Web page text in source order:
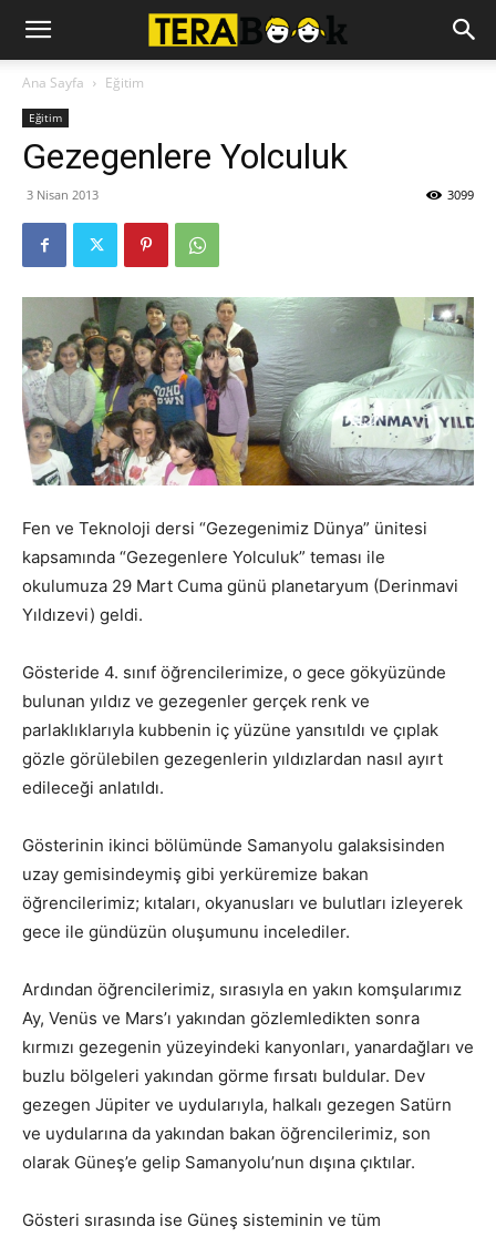
Ana Sayfa Eğitim
Eğitim
Gezegenlere Yolculuk
3 Nisan 2013 3099
Fen ve Teknoloji dersi “Gezegenimiz Dünya” ünitesi
kapsamında “Gezegenlere Yolculuk” teması ile
okulumuza 29 Mart Cuma günü planetaryum (Derinmavi
Yıldızevi) geldi.
Gösteride 4. sınıf öğrencilerimize, o gece gökyüzünde
bulunan yıldız ve gezegenler gerçek renk ve
parlaklıklarıyla kubbenin iç yüzüne yansıtıldı ve çıplak
gözle görülebilen gezegenlerin yıldızlardan nasıl ayırt
edileceği anlatıldı.
Gösterinin ikinci bölümünde Samanyolu galaksisinden
uzay gemisindeymiş gibi yerküremize bakan
öğrencilerimiz; kıtaları, okyanusları ve bulutları izleyerek
gece ile gündüzün oluşumunu incelediler.
Ardından öğrencilerimiz, sırasıyla en yakın komşularımız
Ay, Venüs ve Mars’ı yakından gözlemledikten sonra
kırmızı gezegenin yüzeyindeki kanyonları, yanardağları ve
buzlu bölgeleri yakından görme fırsatı buldular. Dev
gezegen Jüpiter ve uydularıyla, halkalı gezegen Satürn
ve uydularına da yakından bakan öğrencilerimiz, son
olarak Güneş’e gelip Samanyolu’nun dışına çıktılar.
Gösteri sırasında ise Güneş sisteminin ve tüm